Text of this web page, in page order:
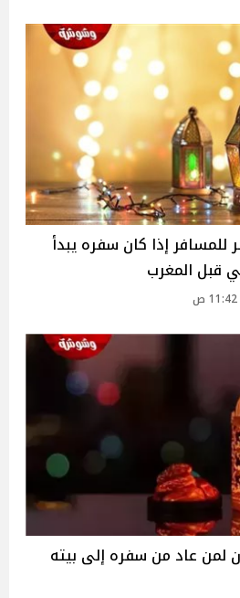
إذا كان سفره يبدأ
قبل المغرب
عاد من سفره إلى بيته